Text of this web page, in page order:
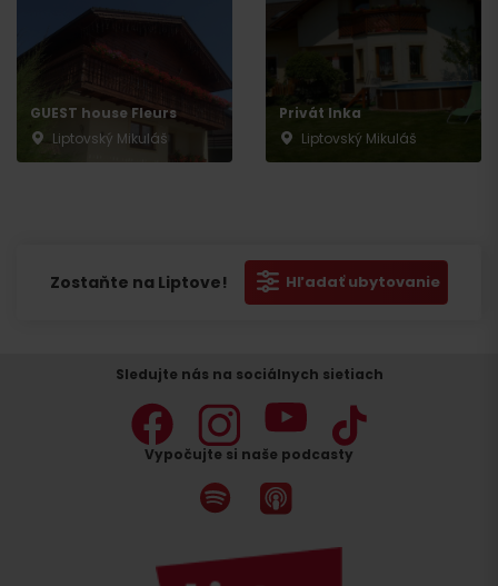
GUEST house Fleurs
Liptovský Mikuláš
Privát Inka
Liptovský Mikuláš
Zostaňte na Liptove! Hľadať ubytovanie
Sledujte nás na sociálnych sietiach
Vypočujte si naše podcasty